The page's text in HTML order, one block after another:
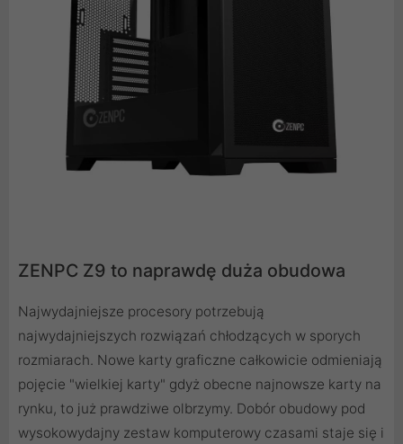
ZENPC Z9 to naprawdę duża obudowa
Najwydajniejsze procesory potrzebują
najwydajniejszych rozwiązań chłodzących w sporych
rozmiarach. Nowe karty graficzne całkowicie odmieniają
pojęcie "wielkiej karty" gdyż obecne najnowsze karty na
rynku, to już prawdziwe olbrzymy. Dobór obudowy pod
wysokowydajny zestaw komputerowy czasami staje się i